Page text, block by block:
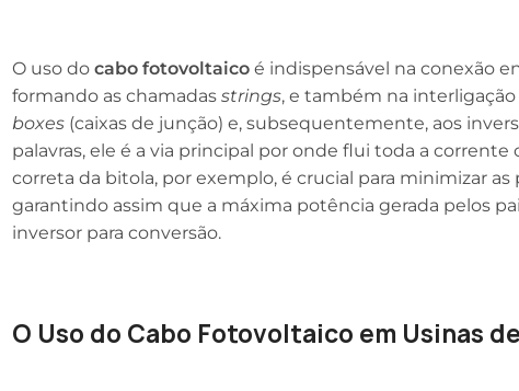
O uso do cabo fotovoltaico é indispensável na conexão
formando as chamadas strings, e também na interligação
boxes (caixas de junção) e, subsequentemente, aos
palavras, ele é a via principal por onde flui toda a corrente
correta da bitola, por exemplo, é crucial para minimizar
garantindo assim que a máxima potência gerada pelos
inversor para conversão.
O Uso do Cabo Fotovoltaico em Usinas